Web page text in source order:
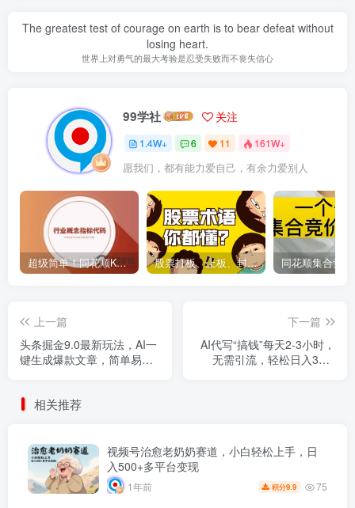
The greatest test of courage on earth is to bear defeat without
losing heart.
世界上对勇气的最大考验是忍受失败而不丧失信心
99学社 关注
1.4W+ 6 11 161W+
愿我们，都有能力爱自己，有余力爱别人
超级简单！同花顺K线界面显示行业概念指标代码图解 股票打板、上板、封板、翘板、炸板是什么意思？炒股你必须懂的暗语！
上一篇
头条掘金9.0最新玩法，AI一
键生成爆款文章，简单易上
下一篇
AI代写“搞钱”每天2-3小时，
无需引流，轻松日入300-
相关推荐
视频号治愈老奶奶赛道，小白轻松上手，日
入500+多平台变现
1年前 积分9.9 75